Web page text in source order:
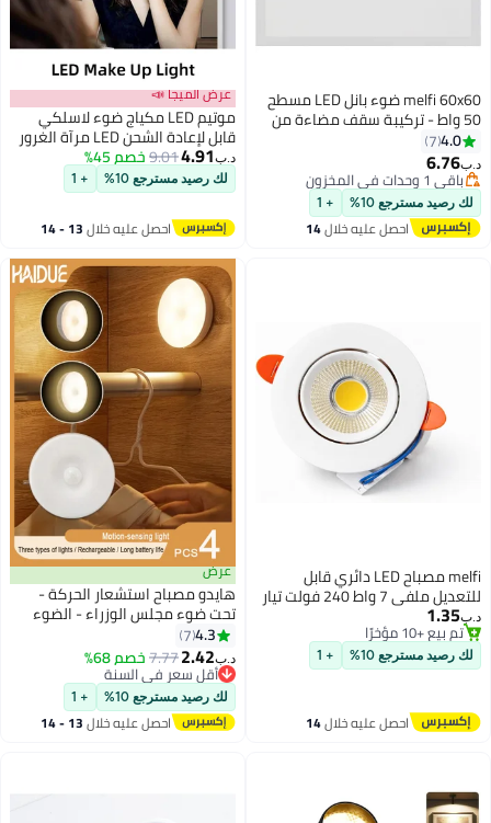
melfi 60x60 ضوء بانل LED مسطح
50 واط - تركيبة سقف مضاءة من
الحواف، خالية من الوميض، لا يوجد
265 فولت ضوء سقف معلق
للاستخدام المنزلي والتجاري
الداخلي (6500 كيلفن ضوء النهار)
4.0
7
د.ب‏6.76
باقي 1 وحدات في المخزون
تم بيع +10 مؤخرًا
باقي 1 وحدات في المخزون
لك رصيد مسترجع 10% + 1
احصل عليه خلال14
عرض الميجا 📣
موتيم LED مكياج ضوء لاسلكي
قابل لإعادة الشحن LED مرآة الغرور
مع 4 لمبات شفط كوب تركيب
منضدة خلع الملابس للحمام ماكياج
خلع الملابس
د.ب‏4.91
9.01خصم 45%
لك رصيد مسترجع 10% + 1
احصل عليه خلال 13 - 14
melfi مصباح LED دائري قابل
للتعديل ملفي 7 واط 240 فولت تيار
متردد - بقعة سقف بيضاء - ضوء
مدمج داخلي (أبيض دافئ)
د.ب‏1.35
تم بيع +10 مؤخرًا
تم بيع +10 مؤخرًا
لك رصيد مسترجع 10% + 1
احصل عليه خلال14
عرض
هايدو مصباح استشعار الحركة -
تحت ضوء مجلس الوزراء - الضوء
الأبيض والضوء الدافئ - مطبخ ، درج
، غرفة نوم ، درج مع ضوء الليل
القابلة لإعادة الشحن
4.3
7
د.ب‏2.42
7.77خصم 68%
أقل سعر في السنة
أقل سعر في السنة
لك رصيد مسترجع 10% + 1
احصل عليه خلال 13 - 14